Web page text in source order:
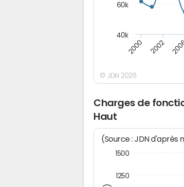
2000 2002
40k
60k
© JDN 2026
Charges de
Haut
(Source : JDN d'après
1250
1500